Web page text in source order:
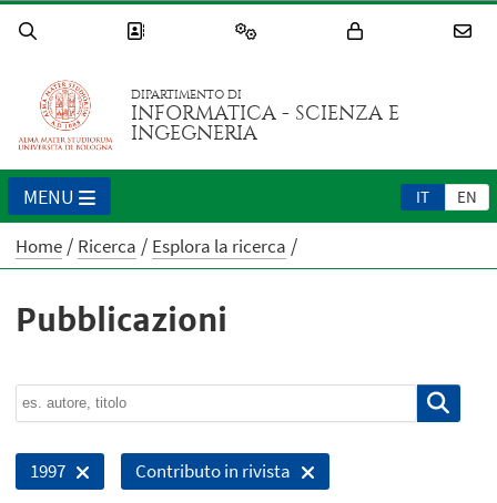
DIPARTIMENTO DI
INFORMATICA - SCIENZA E
INGEGNERIA
IT EN
MENU
Home Ricerca Esplora la ricerca
Pubblicazioni
1997 Contributo in rivista